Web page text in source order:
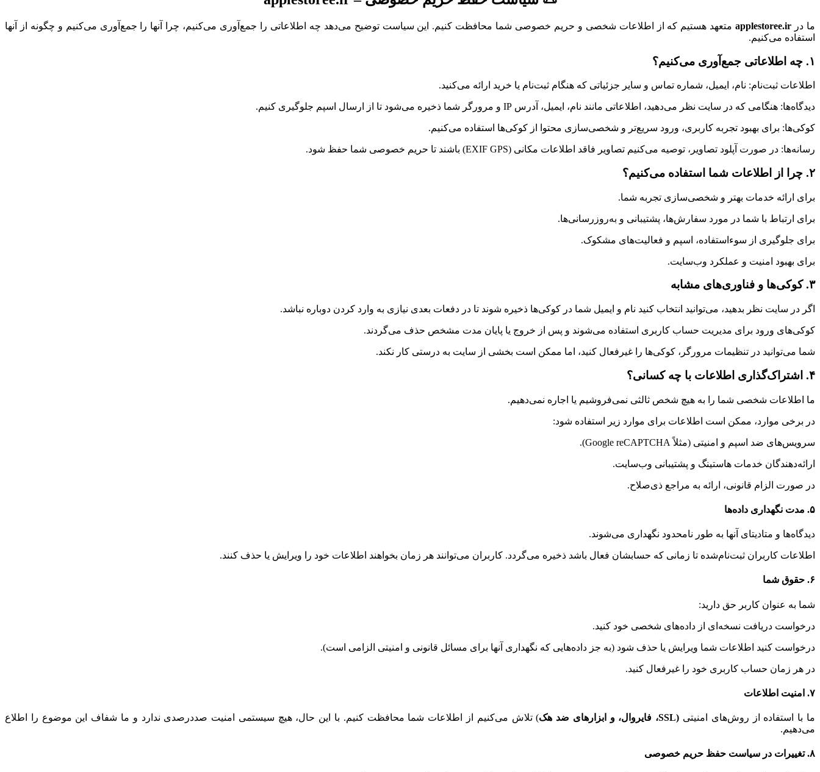
ما در applestoree.irمتعهد هستیم که از اطلاعات شخصی و حریم خصوصی شما محافظت کنیم. این سیاست توضیح می‌دهد چه اطلاعاتی را جمع‌آوری می‌کنیم، چرا آنها را جمع‌آوری می‌کنیم و چگونه از آنها
استفاده می‌کنیم.
۱. چه اطلاعاتی جمع‌آوری می‌کنیم؟
اطلاعات ثبت‌نام: نام، ایمیل، شماره تماس و سایر جزئیاتی که هنگام ثبت‌نام یا خرید ارائه می‌کنید.
دیدگاه‌ها: هنگامی که در سایت نظر می‌دهید، اطلاعاتی مانند نام، ایمیل، آدرس IP و مرورگر شما ذخیره می‌شود تا از ارسال اسپم جلوگیری کنیم.
کوکی‌ها: برای بهبود تجربه کاربری، ورود سریع‌تر و شخصی‌سازی محتوا از کوکی‌ها استفاده می‌کنیم.
رسانه‌ها: در صورت آپلود تصاویر، توصیه می‌کنیم تصاویر فاقد اطلاعات مکانی (EXIF GPS) باشند تا حریم خصوصی شما حفظ شود.
۲. چرا از اطلاعات شما استفاده می‌کنیم؟
برای ارائه خدمات بهتر و شخصی‌سازی تجربه شما.
برای ارتباط با شما در مورد سفارش‌ها، پشتیبانی و به‌روزرسانی‌ها.
برای جلوگیری از سوءاستفاده، اسپم و فعالیت‌های مشکوک.
برای بهبود امنیت و عملکرد وب‌سایت.
۳. کوکی‌ها و فناوری‌های مشابه
اگر در سایت نظر بدهید، می‌توانید انتخاب کنید نام و ایمیل شما در کوکی‌ها ذخیره شوند تا در دفعات بعدی نیازی به وارد کردن دوباره نباشد.
کوکی‌های ورود برای مدیریت حساب کاربری استفاده می‌شوند و پس از خروج یا پایان مدت مشخص حذف می‌گردند.
شما می‌توانید در تنظیمات مرورگر، کوکی‌ها را غیرفعال کنید، اما ممکن است بخشی از سایت به درستی کار نکند.
۴. اشتراک‌گذاری اطلاعات با چه کسانی؟
ما اطلاعات شخصی شما را به هیچ شخص ثالثی نمی‌فروشیم یا اجاره نمی‌دهیم.
در برخی موارد، ممکن است اطلاعات برای موارد زیر استفاده شود:
سرویس‌های ضد اسپم و امنیتی (مثلاً Google reCAPTCHA).
ارائه‌دهندگان خدمات هاستینگ و پشتیبانی وب‌سایت.
در صورت الزام قانونی، ارائه به مراجع ذی‌صلاح.
۵. مدت نگهداری داده‌ها
دیدگاه‌ها و متادیتای آنها به طور نامحدود نگهداری می‌شوند.
اطلاعات کاربران ثبت‌نام‌شده تا زمانی که حسابشان فعال باشد ذخیره می‌گردد. کاربران می‌توانند هر زمان بخواهند اطلاعات خود را ویرایش یا حذف کنند.
۶. حقوق شما
شما به عنوان کاربر حق دارید:
درخواست دریافت نسخه‌ای از داده‌های شخصی خود کنید.
درخواست کنید اطلاعات شما ویرایش یا حذف شود (به جز داده‌هایی که نگهداری آنها برای مسائل قانونی و امنیتی الزامی است).
در هر زمان حساب کاربری خود را غیرفعال کنید.
۷. امنیت اطلاعات
ما با استفاده از روش‌های امنیتی (SSL، فایروال، و ابزارهای ضد هک
) تلاش می‌کنیم از اطلاعات شما محافظت کنیم. با این حال، هیچ سیستمی امنیت صددرصدی ندارد و ما شفاف این موضوع را اطلاع
می‌دهیم.
۸. تغییرات در سیاست حفظ حریم خصوصی